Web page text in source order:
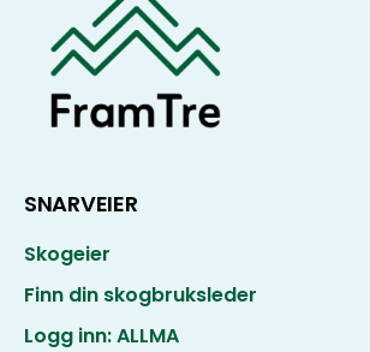
SNARVEIER
Skogeier
Finn din skogbruksleder
Logg inn: ALLMA